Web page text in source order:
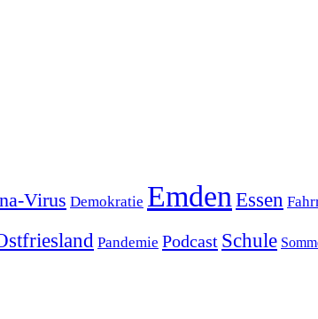
Virus Demokratie Emden Essen
Pandemie Podcast Schule